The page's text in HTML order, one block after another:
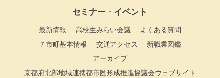
セミナー・イベント
最新情報 高校生みらい会議
よくある質問
７市町基本情報
交通アクセス
新職業図鑑
アーカイブ
京都府北部地域連携都市圏形成推進協議会ウェブサイト